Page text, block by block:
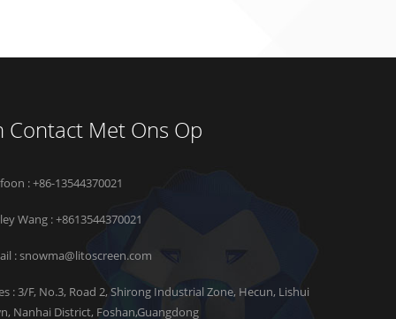
Contact Met Ons Op
: +86-13544370021
Wang :+8613544370021
:snowma@litoscreen.com
: 3/F, No.3, Road 2, Shirong Industrial Zone, Hecun, Lishui
Nanhai District, Foshan,Guangdong